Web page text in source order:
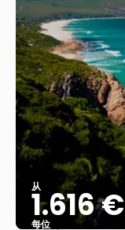
从
1.616 €
每位